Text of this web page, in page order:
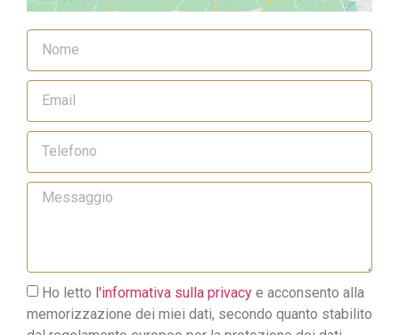
Ho letto l'informativa sulla privacy e acconsento alla
memorizzazione dei miei dati, secondo quanto stabilito